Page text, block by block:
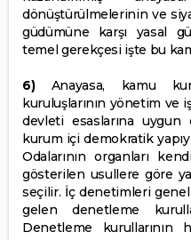
dönüştürülmelerinin ve
güdümüne karşı yasal
temel gerekçesi işte bu
6) Anayasa, kamu
kuruluşlarının yönetim
devleti esaslarına uygun
kurum içi demokratik
Odalarının organları
gösterilen usullere göre
seçilir. İç denetimleri genel
gelen denetleme
Denetleme kurullarının